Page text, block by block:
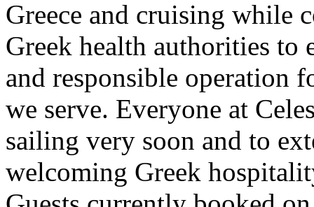
Greece and cruising while
Greek health authorities to
and responsible operation
we serve. Everyone at
sailing very soon and to
welcoming Greek